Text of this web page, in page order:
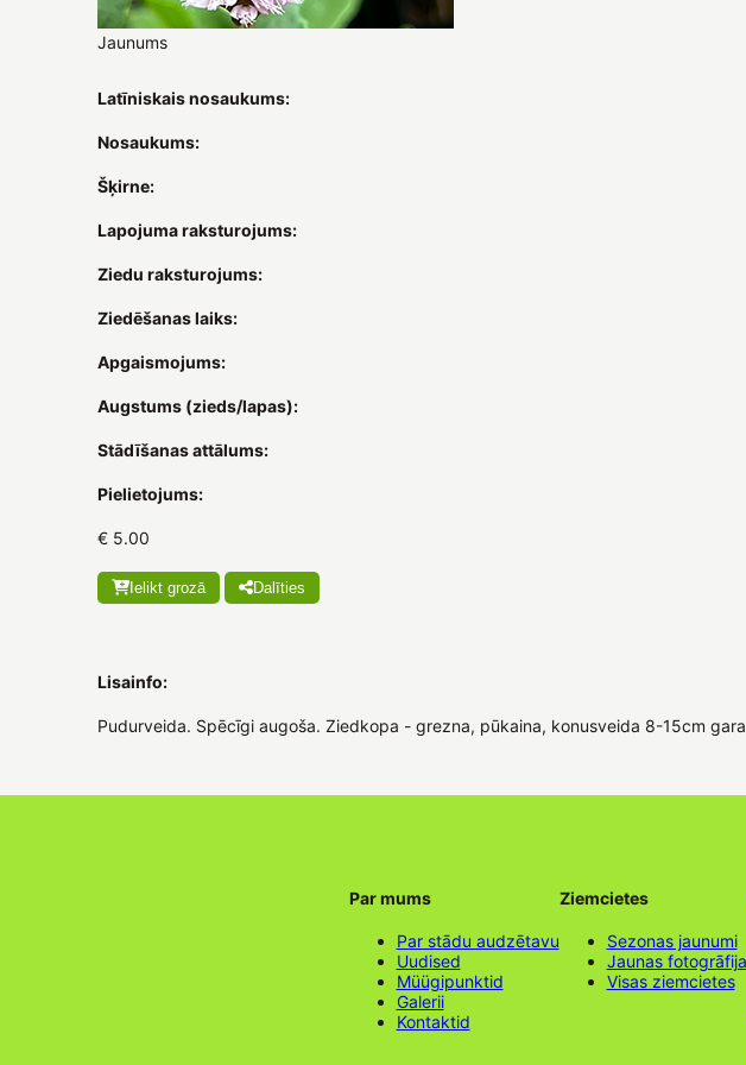
Jaunums
Latīniskais nosaukums:
Nosaukums:
Šķirne:
Lapojuma raksturojums:
Ziedu raksturojums:
Ziedēšanas laiks:
Apgaismojums:
Augstums (zieds/lapas):
Stādīšanas attālums:
Pielietojums:
€ 5.00
Ielikt grozā Dalīties
Lisainfo:
Pudurveida. Spēcīgi augoša. Ziedkopa - grezna, pūkaina, konusveida 8-15cm
Par mums
Par stādu audzētavu
Uudised
Müügipunktid
Galerii
Kontaktid
Ziemcietes
Sezonas jaunumi
Jaunas
Visas ziemcietes